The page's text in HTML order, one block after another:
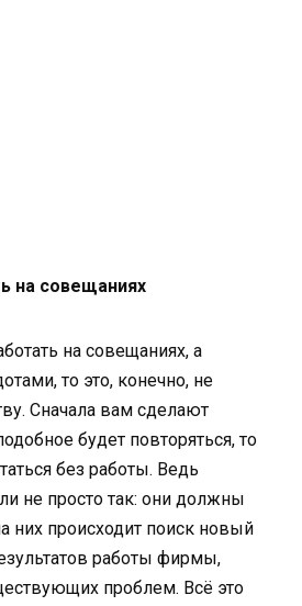
на совещаниях
на совещаниях, а
то это, конечно, не
Сначала вам сделают
будет повторяться, то
без работы. Ведь
не просто так: они должны
них происходит поиск новый
работы фирмы,
проблем. Всё это